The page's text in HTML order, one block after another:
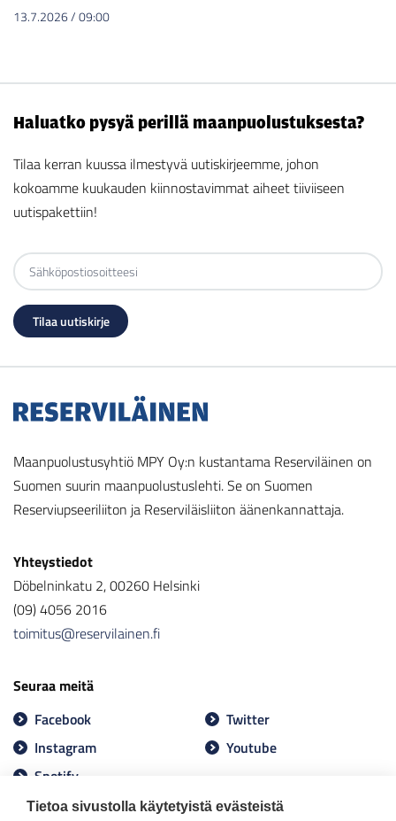
Tietoa sivustolla käytetyistä evästeistä
13.7.2026/09:00
Haluatko pysyä perillä maanpuolustuksesta?
Tilaa kerran kuussa ilmestyvä uutiskirjeemme, johon
kokoamme kuukauden kiinnostavimmat aiheet tiiviiseen
uutispakettiin!
Maanpuolustusyhtiö MPY Oy:n kustantama Reserviläinen on
Suomen suurin maanpuolustuslehti. Se on Suomen
Reserviupseeriliiton ja Reserviläisliiton äänenkannattaja.
Yhteystiedot
Döbelninkatu 2, 00260 Helsinki
(09) 4056 2016
toimitus@reservilainen.fi
Seuraa meitä
Facebook
Twitter
Instagram
Youtube
Spotify